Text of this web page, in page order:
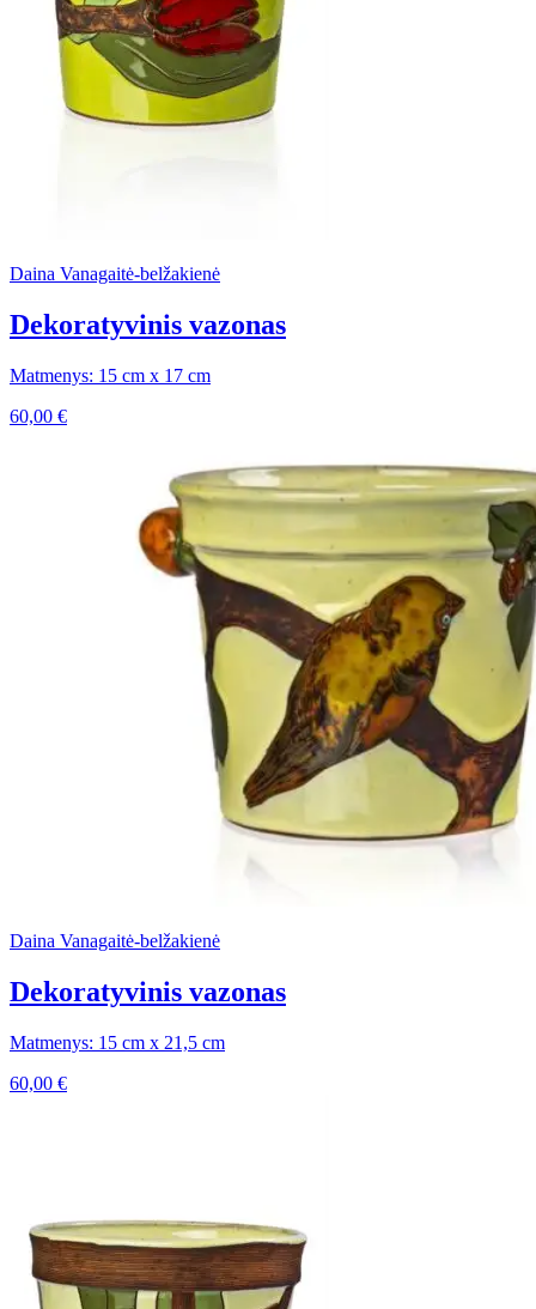
Daina Vanagaitė-belžakienė
Dekoratyvinis vazonas
Matmenys: 15 cm x 17 cm
60,00 €
Daina Vanagaitė-belžakienė
Dekoratyvinis vazonas
Matmenys: 15 cm x 21,5 cm
60,00 €